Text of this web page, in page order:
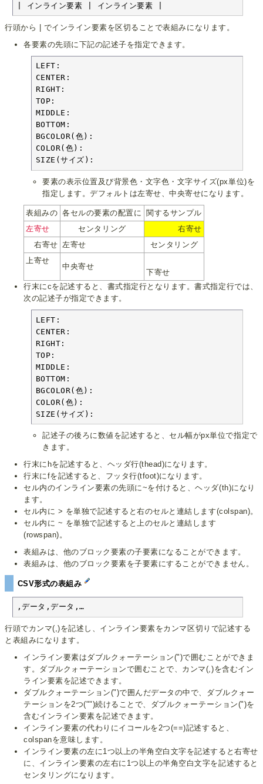
| インライン要素 | インライン要素 |
行頭から | でインライン要素を区切ることで表組みになります。
各要素の先頭に下記の記述子を指定できます。
LEFT:
CENTER:
RIGHT:
TOP:
MIDDLE:
BOTTOM:
BGCOLOR(色):
COLOR(色):
SIZE(サイズ):
要素の表示位置及び背景色・文字色・文字サイズ(px単位)を
指定します。デフォルトは左寄せ、中央寄せになります。
表組みの 各セルの要素の配置に
関するサンプル
左寄せ
センタリング
右寄せ
右寄せ 左寄せ
センタリング
上寄せ
中央寄せ
下寄せ
行末にcを記述すると、書式指定行となります。書式指定行では、
次の記述子が指定できます。
LEFT:
CENTER:
RIGHT:
TOP:
MIDDLE:
BOTTOM:
BGCOLOR(色):
COLOR(色):
SIZE(サイズ):
記述子の後ろに数値を記述すると、セル幅がpx単位で指定で
きます。
行末にhを記述すると、ヘッダ行(thead)になります。
行末にfを記述すると、フッタ行(tfoot)になります。
セル内のインライン要素の先頭に~を付けると、ヘッダ(th)になり
ます。
セル内に > を単独で記述すると右のセルと連結します(colspan)。
セル内に ~ を単独で記述すると上のセルと連結します
(rowspan)。
表組みは、他のブロック要素の子要素になることができます。
表組みは、他のブロック要素を子要素にすることができません。
CSV形式の表組み
,データ,データ,…
行頭でカンマ(,)を記述し、インライン要素をカンマ区切りで記述する
と表組みになります。
インライン要素はダブルクォーテーション(")で囲むことができま
す。ダブルクォーテーションで囲むことで、カンマ(,)を含むイン
ライン要素を記述できます。
ダブルクォーテーション(")で囲んだデータの中で、ダブルクォー
テーションを2つ("")続けることで、ダブルクォーテーション(")を
含むインライン要素を記述できます。
インライン要素の代わりにイコールを2つ(==)記述すると、
colspanを意味します。
インライン要素の左に1つ以上の半角空白文字を記述すると右寄せ
に、インライン要素の左右に1つ以上の半角空白文字を記述すると
センタリングになります。